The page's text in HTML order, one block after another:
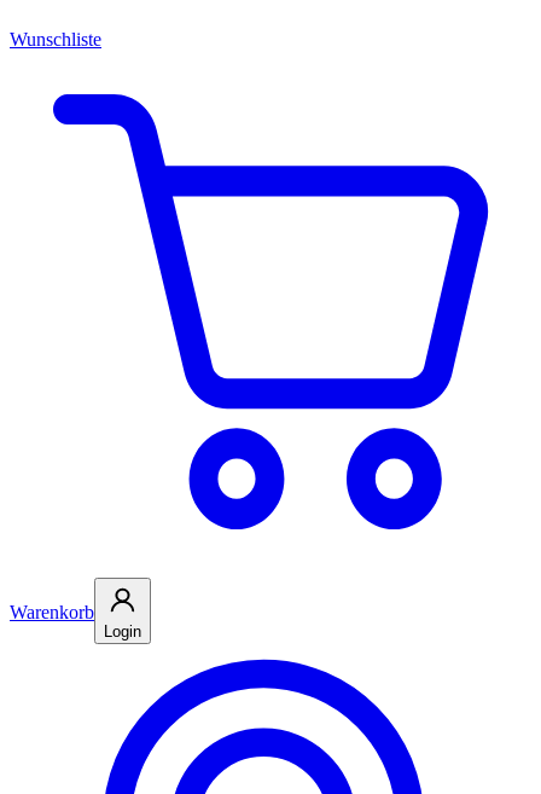
Wunschliste
Warenkorb
Login